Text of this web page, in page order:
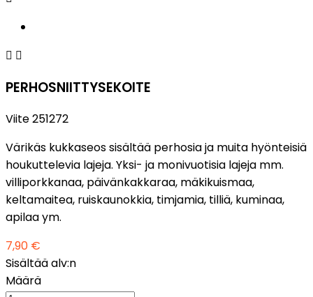
 
PERHOSNIITTYSEKOITE
Viite251272
Värikäs kukkaseos sisältää perhosia ja muita hyönteisiä
houkuttelevia lajeja. Yksi- ja monivuotisia lajeja mm.
villiporkkanaa, päivänkakkaraa, mäkikuismaa,
keltamaitea, ruiskaunokkia, timjamia, tilliä, kuminaa,
apilaa ym.
7,90 €
Sisältää alv:n
Määrä